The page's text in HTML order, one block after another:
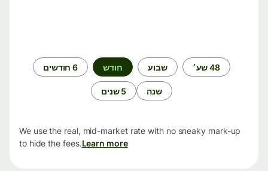
48 שע׳ שבוע חודש 6 חודשים
שנה 5 שנים
We use the real, mid-market rate with no sneaky mark-up
to hide the fees.Learn more